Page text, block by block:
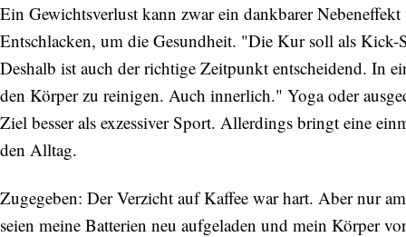
Ein Gewichtsverlust kann zwar ein dankbarer
Entschlacken, um die Gesundheit. "Die Kur soll als
Deshalb ist auch der richtige Zeitpunkt entscheidend. In
den Körper zu reinigen. Auch innerlich." Yoga oder
Ziel besser als exzessiver Sport. Allerdings bringt eine
den Alltag.
Zugegeben: Der Verzicht auf Kaffee war hart. Aber nur
seien meine Batterien neu aufgeladen und mein Körper